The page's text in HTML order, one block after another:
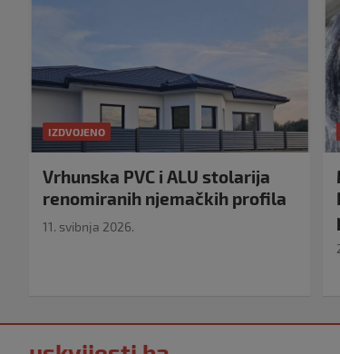
IZDVOJENO
Vrhunska PVC i ALU stolarija
renomiranih njemačkih profila
11. svibnja 2026.